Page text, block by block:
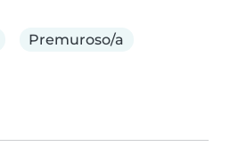
Premuroso/a